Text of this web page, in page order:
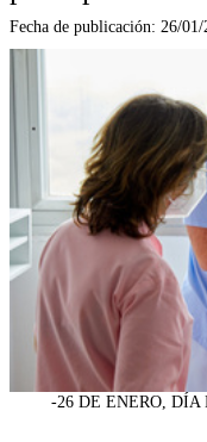
Fecha de publicación: 26/01/
-26 DE ENERO,